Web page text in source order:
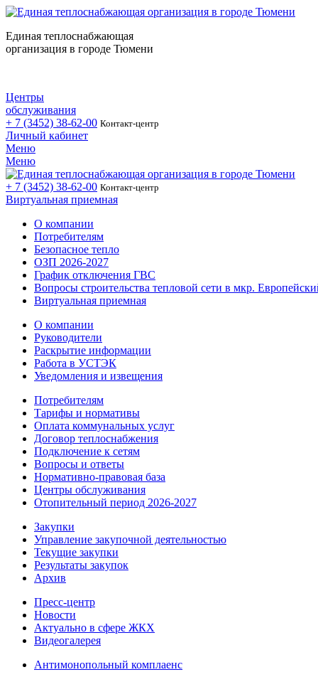
Единая теплоснабжающая
организация в городе Тюмени
Центры
обслуживания
+ 7 (3452) 38-62-00 Контакт-центр
Личный кабинет
Меню
Меню
+ 7 (3452) 38-62-00 Контакт-центр
Виртуальная приемная
О компании
Потребителям
Безопасное тепло
ОЗП 2026-2027
График отключения ГВС
Вопросы строительства тепловой сети в мкр.
Виртуальная приемная
О компании
Руководители
Раскрытие информации
Работа в УСТЭК
Уведомления и извещения
Потребителям
Тарифы и нормативы
Оплата коммунальных услуг
Договор теплоснабжения
Подключение к сетям
Вопросы и ответы
Нормативно-правовая база
Центры обслуживания
Отопительный период 2026-2027
Закупки
Управление закупочной деятельностью
Текущие закупки
Результаты закупок
Архив
Пресс-центр
Новости
Актуально в сфере ЖКХ
Видеогалерея
Антимонопольный комплаенс